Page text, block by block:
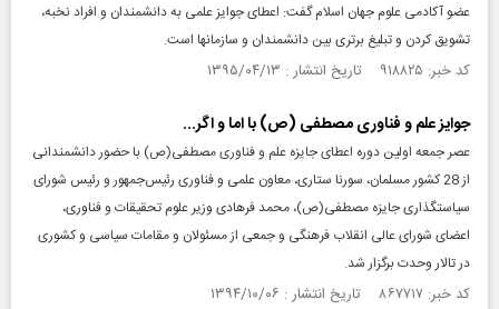
عضو آکادمی علوم جهان اسلام گفت: اعطای جوایز علمی به دانشمندان و افراد نخبه،
تشویق کردن و تبلیغ برتری بین دانشمندان و سازمان­ها است.
کد خبر: ۹۱۸۸۲۵ تاریخ انتشار : ۱۳۹۵/۰۴/۱۳
جوایز علم و فناوری مصطفی (ص) با اما و اگر...
عصر جمعه اولین دوره اعطای جایزه علم و فناوری مصطفی(ص) با حضور دانشمندانی
از 28 کشور مسلمان، سورنا ستاری، معاون علمی و فناوری رئیس‌جمهور و رئیس شورای
سیاستگذاری جایزه مصطفی(ص)، محمد فرهادی وزیر علوم تحقیقات و فناوری،
اعضای شورای عالی انقلاب فرهنگی و جمعی از مسئولان و مقامات سیاسی و کشوری
در تالار وحدت برگزار شد.
کد خبر: ۸۶۷۷۱۷ تاریخ انتشار : ۱۳۹۴/۱۰/۰۶